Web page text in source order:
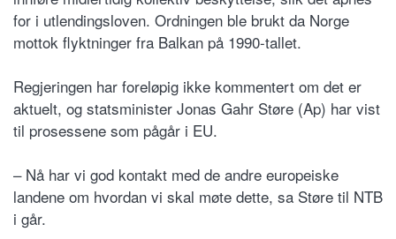
for i utlendingsloven. Ordningen ble brukt da Norge
mottok flyktninger fra Balkan på 1990-tallet.
Regjeringen har foreløpig ikke kommentert om det er
aktuelt, og statsminister Jonas Gahr Støre (Ap) har vist
til prosessene som pågår i EU.
– Nå har vi god kontakt med de andre europeiske
landene om hvordan vi skal møte dette, sa Støre til NTB
i går.